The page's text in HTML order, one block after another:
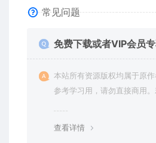
常见问题
免费下载或者VIP会员
本站所有资源版权均属于原
参考学习用，请勿直接商用
查看详情